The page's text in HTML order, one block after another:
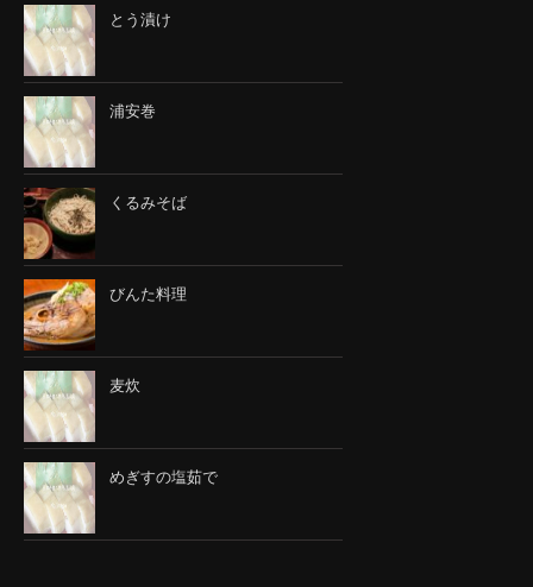
とう漬け
浦安巻
くるみそば
びんた料理
麦炊
めぎすの塩茹で